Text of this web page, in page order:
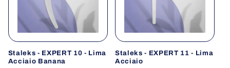
Staleks - EXPERT 10 - Lima
Acciaio Banana
Staleks - EXPERT 11 - Lima
Acciaio